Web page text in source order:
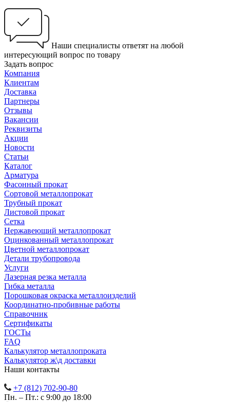
Наши специалисты ответят на любой
интересующий вопрос по товару
Задать вопрос
Компания
Клиентам
Доставка
Партнеры
Отзывы
Вакансии
Реквизиты
Акции
Новости
Статьи
Каталог
Арматура
Фасонный прокат
Сортовой металлопрокат
Трубный прокат
Листовой прокат
Сетка
Нержавеющий металлопрокат
Оцинкованный металлопрокат
Цветной металлопрокат
Детали трубопровода
Услуги
Лазерная резка металла
Гибка металла
Порошковая окраска металлоизделий
Координатно-пробивные работы
Справочник
Сертификаты
ГОСТы
FAQ
Калькулятор металлопроката
Калькулятор ж\д доставки
Наши контакты
+7 (812) 702-90-80
Пн. – Пт.: с 9:00 до 18:00